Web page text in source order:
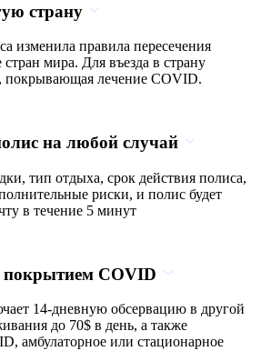
страну
изменила правила пересечения
мира. Для въезда в страну
покрывающая лечение COVID.
на любой случай
тип отдыха, срок действия полиса,
риски, и полис будет
в течение 5 минут
покрытием COVID
14-дневную обсервацию в другой
до 70$ в день, а также
амбулаторное или стационарное